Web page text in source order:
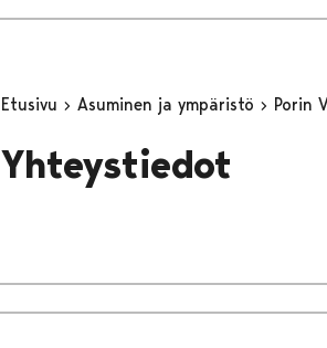
Etusivu Asuminen ja ympäristö Porin
Yhteystiedot